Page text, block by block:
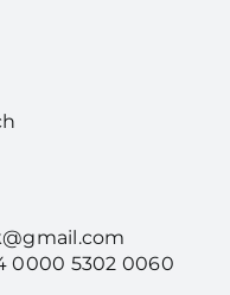
0000 5302 0060